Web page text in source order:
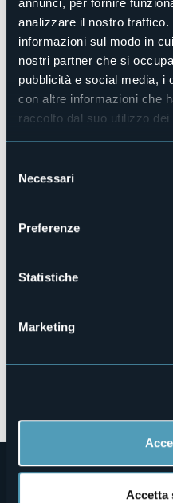
annunci, per fornire
analizzare il nostro traffico.
informazioni sul modo in
nostri partner che si
pubblicità e social media, i
con altre informazioni che
raccolto dal suo utilizzo
delNecessari
Preferenze
Statistiche
Marketing
Accetta
Centro benessere
No
Sala congressi
Piscina
Appartamenti
12
Sito web
Telefono
+39 0323 70035